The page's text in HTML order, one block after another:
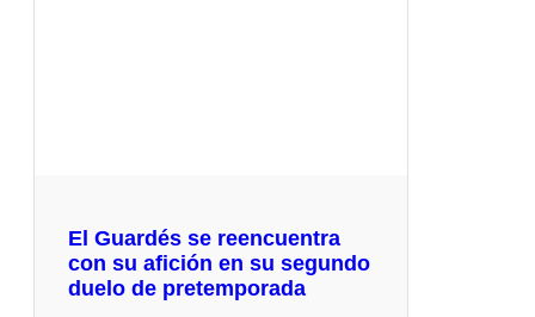
El Guardés se reencuentra
con su afición en su segundo
duelo de pretemporada